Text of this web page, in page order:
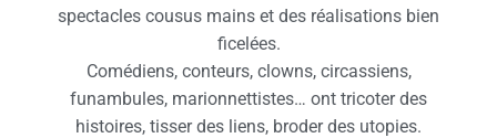
spectacles cousus mains et des réalisations bien
ficelées.
Comédiens, conteurs, clowns, circassiens,
funambules, marionnettistes… ont tricoter des
histoires, tisser des liens, broder des utopies.